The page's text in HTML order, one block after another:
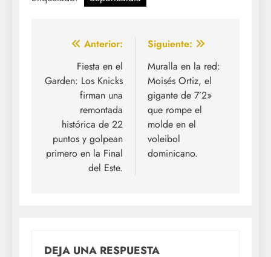
Navegación
entradas
Anterior:
Fiesta en el
Garden: Los Knicks
firman una
remontada
histórica de 22
puntos y golpean
primero en la Final
del Este.
Siguiente:
Muralla en la red:
Moisés Ortiz, el
gigante de 7’2»
que rompe el
molde en el
voleibol
dominicano.
DEJA UNA RESPUESTA